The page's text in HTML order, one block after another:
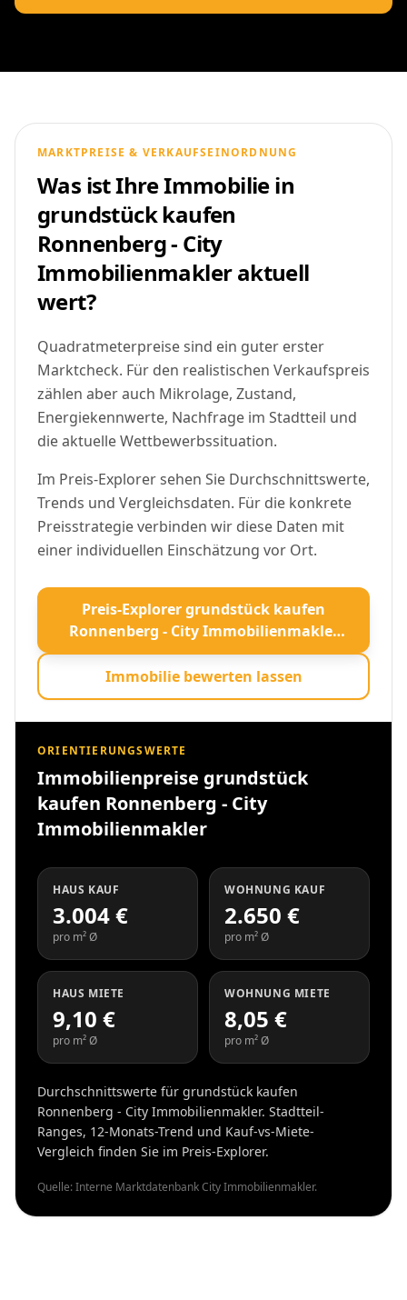
MARKTPREISE & VERKAUFSEINORDNUNG
Was ist Ihre Immobilie in
grundstück kaufen
Ronnenberg - City
Immobilienmakler aktuell
wert?
Quadratmeterpreise sind ein guter erster
Marktcheck. Für den realistischen Verkaufspreis
zählen aber auch Mikrolage, Zustand,
Energiekennwerte, Nachfrage im Stadtteil und
die aktuelle Wettbewerbssituation.
Im Preis-Explorer sehen Sie Durchschnittswerte,
Trends und Vergleichsdaten. Für die konkrete
Preisstrategie verbinden wir diese Daten mit
einer individuellen Einschätzung vor Ort.
Preis-Explorer grundstück kaufen
Ronnenberg - City Immobilienmakler
öffnen
Immobilie bewerten lassen
ORIENTIERUNGSWERTE
Immobilienpreise grundstück
kaufen Ronnenberg - City
Immobilienmakler
HAUS KAUF
3.004 €
pro m² Ø
WOHNUNG KAUF
2.650 €
pro m² Ø
HAUS MIETE
9,10 €
pro m² Ø
WOHNUNG MIETE
8,05 €
pro m² Ø
Durchschnittswerte für grundstück kaufen
Ronnenberg - City Immobilienmakler. Stadtteil-
Ranges, 12-Monats-Trend und Kauf-vs-Miete-
Vergleich finden Sie im Preis-Explorer.
Quelle: Interne Marktdatenbank City Immobilienmakler.